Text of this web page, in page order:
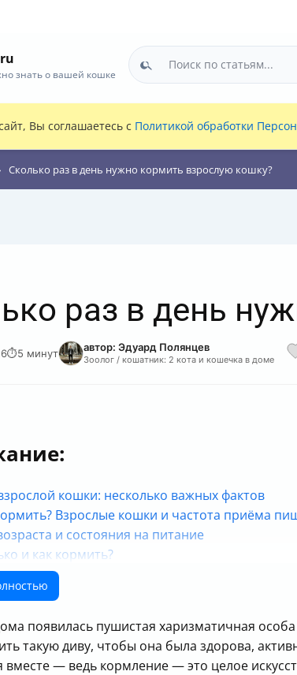
знать о вашей кошке
Вы соглашаетесь с Политикой обработки
Сколько раз в день нужно кормить взрослую кошку?
раз в день
⏱5 минут автор: Эдуард Полянцев
Зоолог / кошатник: 2 кота и кошечка в доме
кошки: несколько важных фактов
Взрослые кошки и частота приёма
и состояния на питание
и как кормить?
стиль?
как не перепутать с количеством
кормлению взрослой кошки
появилась пушистая харизматичная
такую диву, чтобы она была здорова,
вместе — ведь кормление — это целое